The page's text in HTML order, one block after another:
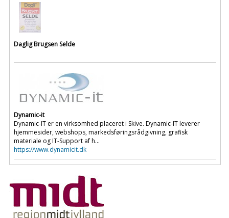
Daglig Brugsen Selde
Dynamic-it
Dynamic-IT er en virksomhed placeret i Skive. Dynamic-IT leverer
hjemmesider, webshops, markedsføringsrådgivning, grafisk
materiale og IT-Support af h...
https://www.dynamicit.dk